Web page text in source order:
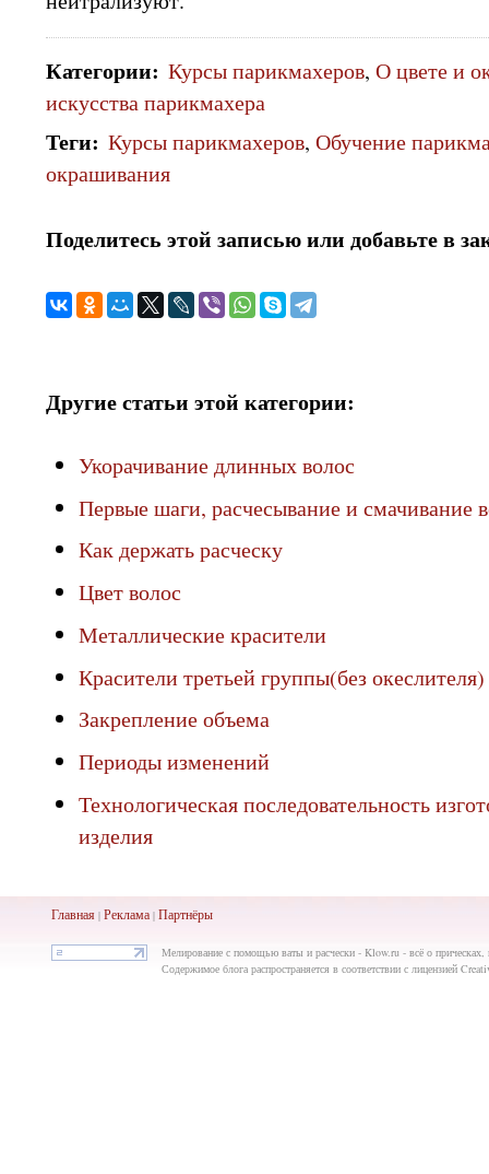
Категории: Курсы парикмахеров, О цвете и
искусства парикмахера
Теги: Курсы парикмахеров, Обучение
окрашивания
Поделитесь этой записью или добавьте в
Другие статьи этой категории:
Укорачивание длинных волос
Первые шаги, расчесывание и смачивание
Как держать расческу
Цвет волос
Металлические красители
Красители третьей группы(без океслителя)
Закрепление объема
Периоды изменений
Технологическая последовательность
изделия
Главная| Реклама| Партнёры
Мелирование с помощью ваты и расчески - Klow.ru - всё о прическах,
Содержимое блога распространяется в соответствии с лицензией